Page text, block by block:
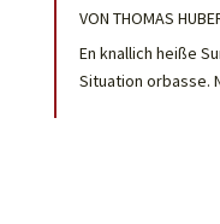
VON THOMAS
En knallich heiße
Situation orbasse.